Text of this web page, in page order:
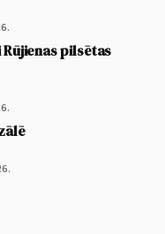
pilsētas